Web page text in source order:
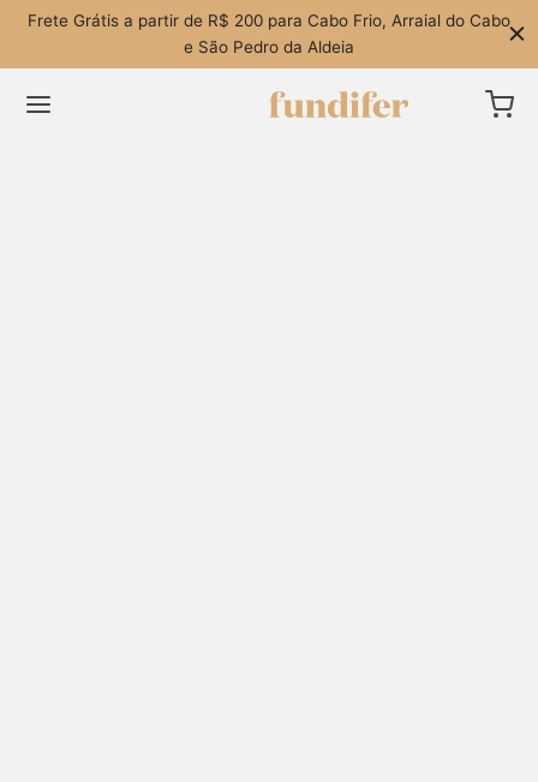
Frete Grátis a partir de R$ 200 para Cabo Frio, Arraial do Cabo
e São Pedro da Aldeia